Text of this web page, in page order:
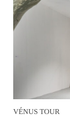
VÉNUS TOUR